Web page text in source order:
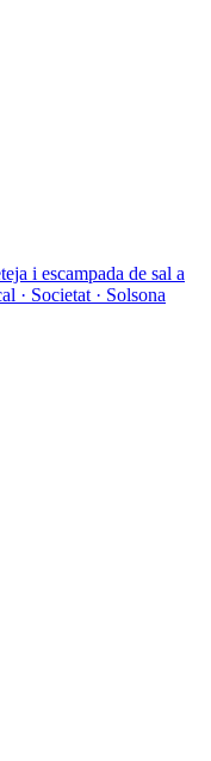
i escampada de sal a
· Societat · Solsona